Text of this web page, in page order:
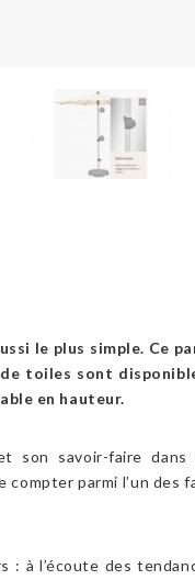
le plus simple. Ce
toiles sont
en hauteur.
son savoir-faire
parmi l’un des
: à l’écoute des